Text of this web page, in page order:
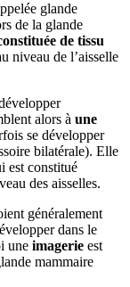
glande
de la glande
de tissu
niveau de l’aisselle
alors à une
se développer
bilatérale). Elle
est constitué
des aisselles.
généralement
dans le
une imagerie est
mammaire